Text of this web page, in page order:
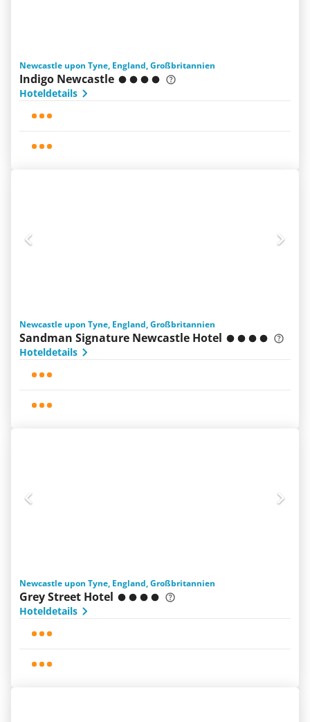
Newcastle upon Tyne, England, Großbritannien
Indigo Newcastle
Hoteldetails
Newcastle upon Tyne, England, Großbritannien
Sandman Signature Newcastle Hotel
Hoteldetails
Newcastle upon Tyne, England, Großbritannien
Grey Street Hotel
Hoteldetails